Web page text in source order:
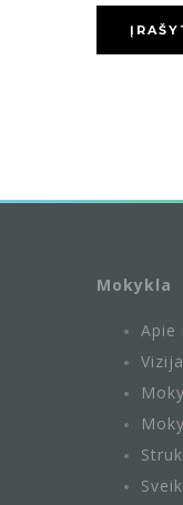
Mokykla
Apie